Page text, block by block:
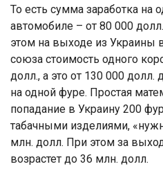
То есть сумма заработка на
автомобиле – от 80 000
этом на выходе из Украины
союза стоимость одного
долл., а это от 130 000 долл.
на одной фуре. Простая
попадание в Украину 200
табачными изделиями,
млн. долл. При этом за
возрастет до 36 млн. долл.